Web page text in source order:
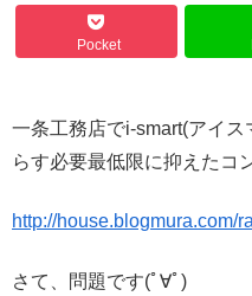
Pocket
一条工務店でi-smart(アイ
http://house.blogmura.com/
さて、問題です(ﾟ∀ﾟ)